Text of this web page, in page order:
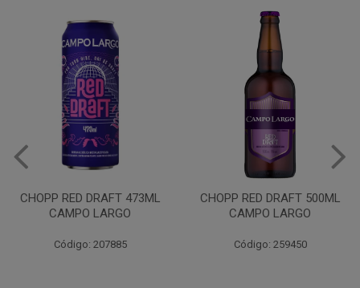
CHOPP RED DRAFT 473ML
CAMPO LARGO
Código: 207885
CHOPP RED DRAFT 500ML
CAMPO LARGO
Código: 259450